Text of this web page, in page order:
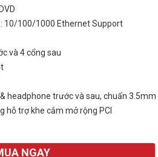
10/100/1000 Ethernet Support
và 4 cổng sau
headphone trước và sau, chuẩn 3.5mm
hỗ trợ khe cắm mở rộng PCI
NGAY